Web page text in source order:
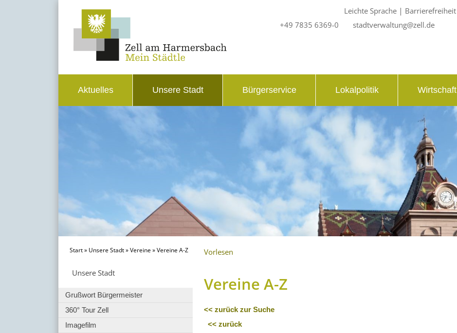
+49 7835 6369-0 stadtverwaltung@zell.de
Leichte Sprache| Barrierefreiheit
Aktuelles Unsere Stadt Bürgerservice Lokalpolitik Wirtschaft
Start» Unsere Stadt»Vereine»Vereine A-Z
Unsere Stadt
Grußwort Bürgermeister
360° Tour Zell
Imagefilm
Vorlesen
Vereine A-Z
<< zurück zur Suche
<< zurück